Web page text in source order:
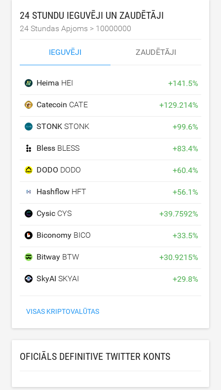
24 STUNDU IEGUVĒJI UN ZAUDĒTĀJI
24 Stundas Apjoms > 10000000
IEGUVĒJI ZAUDĒTĀJI
Heima HEI +141.5%
Catecoin CATE +129.214%
STONK STONK +99.6%
Bless BLESS +83.4%
DODO DODO +60.4%
Hashflow HFT +56.1%
Cysic CYS +39.7592%
Biconomy BICO +33.5%
Bitway BTW +30.9215%
SkyAI SKYAI +29.8%
VISAS KRIPTOVALŪTAS
OFICIĀLS DEFINITIVE TWITTER KONTS